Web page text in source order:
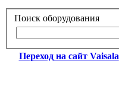
Поиск оборудования
Переход на сайт Vaisala